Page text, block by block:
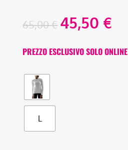
65,00€ 45,50 €
PREZZO ESCLUSIVO SOLO ONLINE
L